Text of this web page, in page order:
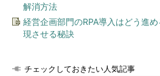
解消方法
経営企画部門のRPA導入はどう進
現させる秘訣
チェックしておきたい人気記事